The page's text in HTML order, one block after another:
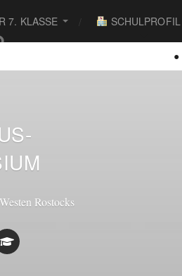
7. KLASSE SCHULPROFIL
Rostocks